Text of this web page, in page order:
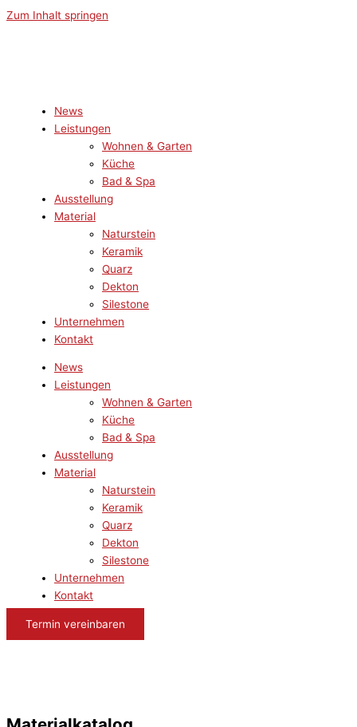
Zum Inhalt springen
News
Leistungen
Wohnen & Garten
Küche
Bad & Spa
Ausstellung
Material
Naturstein
Keramik
Quarz
Dekton
Silestone
Unternehmen
Kontakt
News
Leistungen
Wohnen & Garten
Küche
Bad & Spa
Ausstellung
Material
Naturstein
Keramik
Quarz
Dekton
Silestone
Unternehmen
Kontakt
Termin vereinbaren